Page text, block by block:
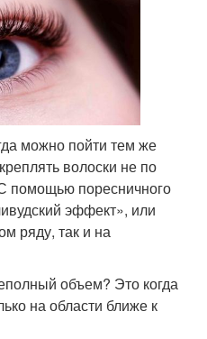
можно пойти тем же
волоски не по
помощью поресничного
эффект», или
ряду, так и на
объем? Это когда
на области ближе к